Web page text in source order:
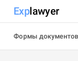
Explawyer
Формы документов